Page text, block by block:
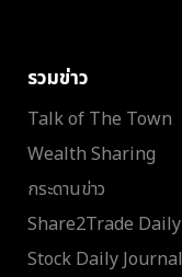
รวมข่าว
Talk of The Town
Wealth Sharing
กระดานข่าว
Share2Trade Daily
Stock Daily Journal